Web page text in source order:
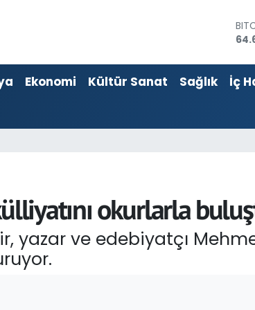
Ekonomi Kültür Sanat Sağlık İç
okurlarla
yazar ve edebiyatçı